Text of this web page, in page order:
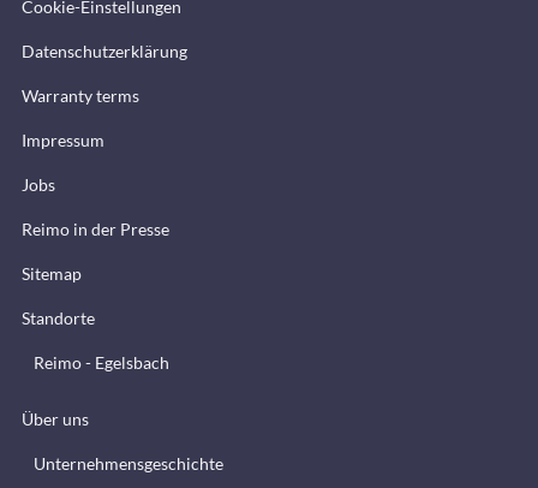
Cookie-Einstellungen
Datenschutzerklärung
Warranty terms
Impressum
Jobs
Reimo in der Presse
Sitemap
Standorte
Reimo - Egelsbach
Über uns
Unternehmensgeschichte